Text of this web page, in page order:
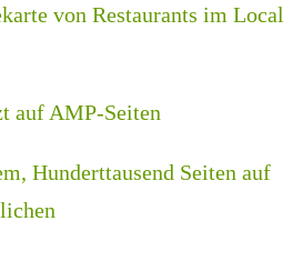
von Restaurants im Local
auf AMP-Seiten
Hunderttausend Seiten auf